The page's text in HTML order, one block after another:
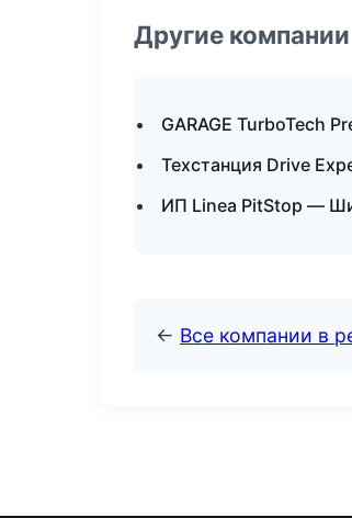
Другие компании
GARAGE TurboTech
Техстанция Drive
ИП Linea PitStop —
← Все компании в